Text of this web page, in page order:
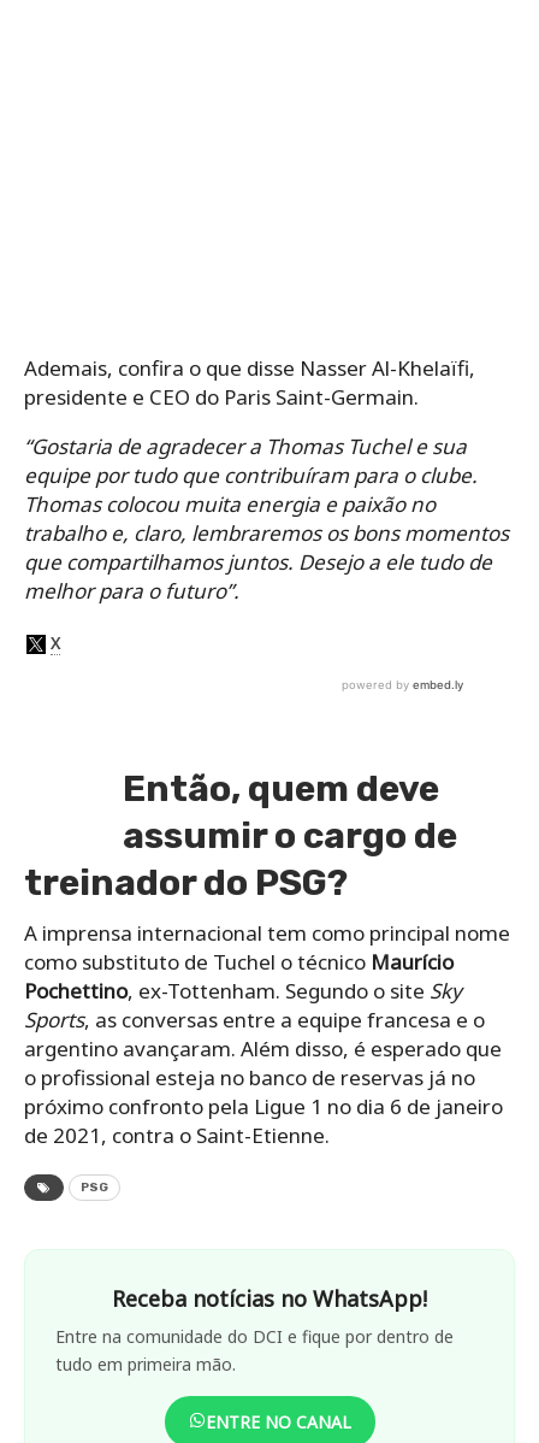
Ademais, confira o que disse Nasser Al-Khelaïfi,
presidente e CEO do Paris Saint-Germain.
“Gostaria de agradecer a Thomas Tuchel e sua
equipe por tudo que contribuíram para o clube.
Thomas colocou muita energia e paixão no
trabalho e, claro, lembraremos os bons momentos
que compartilhamos juntos. Desejo a ele tudo de
melhor para o futuro”.
Então, quem deve
assumir o cargo de
treinador do PSG?
A imprensa internacional tem como principal nome
como substituto de Tuchel o técnico Maurício
Pochettino, ex-Tottenham. Segundo o site Sky
Sports, as conversas entre a equipe francesa e o
argentino avançaram. Além disso, é esperado que
o profissional esteja no banco de reservas já no
próximo confronto pela Ligue 1 no dia 6 de janeiro
de 2021, contra o Saint-Etienne.
PSG
Receba notícias no WhatsApp!
Entre na comunidade do DCI e fique por dentro de
tudo em primeira mão.
ENTRE NO CANAL